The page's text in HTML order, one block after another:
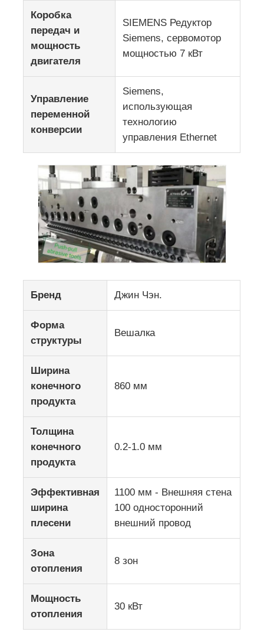
Коробка
передач и
мощность
двигателя
SIEMENS Редуктор
Siemens, сервомотор
мощностью 7 кВт
Управление
переменной
конверсии
Siemens,
использующая
технологию
управления Ethernet
Бренд Джин Чэн.
Форма
структуры
Вешалка
Ширина
конечного
продукта
860 мм
Толщина
конечного
продукта
0.2-1.0 мм
Эффективная
ширина
плесени
1100 мм - Внешняя стена
100 односторонний
внешний провод
Зона
отопления
8 зон
Мощность
отопления
30 кВт